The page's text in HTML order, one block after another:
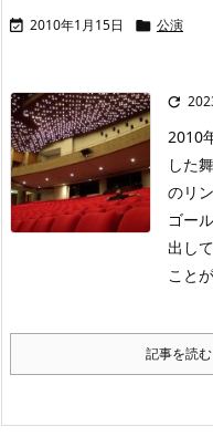
 2010年1月15日  公演

2010
した
のリ
ゴー
出し
こと
記事を読む